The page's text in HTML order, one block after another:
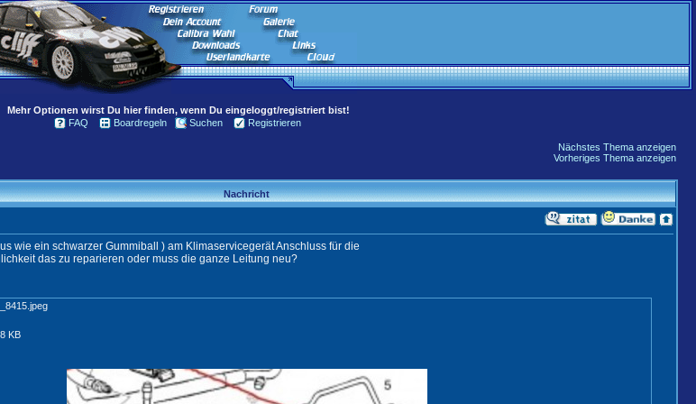
Mehr Optionen wirst Du hier finden, wenn Du eingeloggt/registriert bist!
FAQ
Boardregeln Suchen Registrieren
Nächstes Thema anzeigen
Vorheriges Thema anzeigen
Nachricht
wie ein schwarzer Gummiball ) am Klimaservicegerät Anschluss für die
das zu reparieren oder muss die ganze Leitung neu?
KB